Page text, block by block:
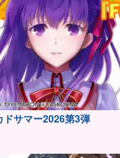
ドサマー2026第3弾